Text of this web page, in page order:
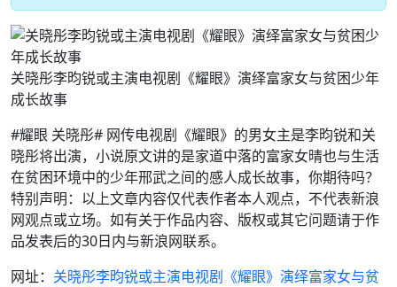
关晓彤李昀锐或主演电视剧《耀眼》演绎富家女与贫困少年
成长故事
#耀眼 关晓彤# 网传电视剧《耀眼》的男女主是李昀锐和关
晓彤将出演，小说原文讲的是家道中落的富家女晴也与生活
在贫困环境中的少年邢武之间的感人成长故事，你期待吗？
特别声明：以上文章内容仅代表作者本人观点，不代表新浪
网观点或立场。如有关于作品内容、版权或其它问题请于作
品发表后的30日内与新浪网联系。
网址： 关晓彤李昀锐或主演电视剧《耀眼》演绎富家女与贫